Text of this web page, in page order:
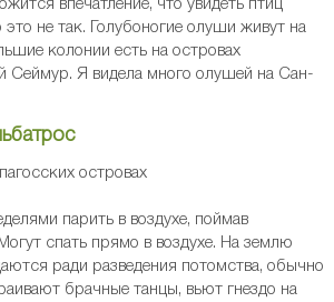
впечатление, что увидеть птиц
не так. Голубоногие олуши живут на
колонии есть на островах
Сеймур. Я видела много олушей на Сан-
парить в воздухе, поймав
спать прямо в воздухе. На землю
ради разведения потомства, обычно
брачные танцы, вьют гнездо на